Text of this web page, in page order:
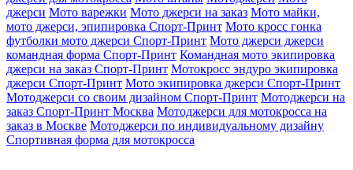
джерси Мото варежки Мото джерси на заказ Мото майки,
мото джерси, эпипировка Спорт-Принт Мото кросс гонка
футболки мото джерси Спорт-Принт Мото джерси джерси
командная форма Спорт-Принт Командная мото экипировка
джерси на заказ Спорт-Принт Мотокросс эндуро экипировка
джерси Спорт-Принт Мото экипировка джерси Спорт-Принт
Мотоджерси со своим дизайном Спорт-Принт Мотоджерси на
заказ Спорт-Принт Москва Мотоджерси для мотокросса на
заказ в Москве Мотоджерси по индивидуальному дизайну
Спортивная форма для мотокросса